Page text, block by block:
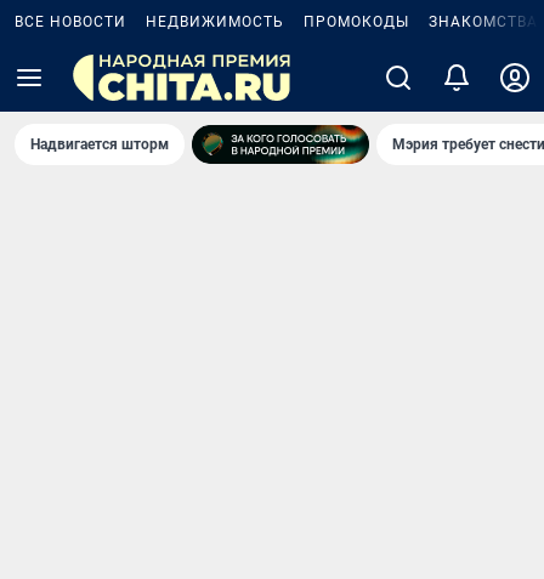
ВСЕ НОВОСТИ НЕДВИЖИМОСТЬ ПРОМОКОДЫ ЗНАКОМСТВА
Надвигается шторм Мэрия требует